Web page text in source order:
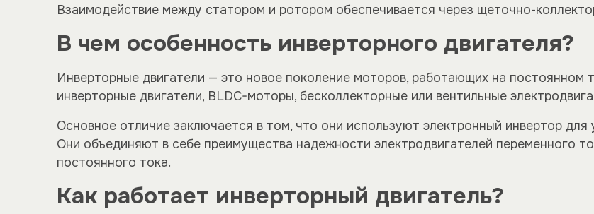
Взаимодействие между статором и ротором обеспечивается через щеточно-
В чем особенность инверторного двигателя?
Инверторные двигатели — это новое поколение моторов, работающих на постоянном
инверторные двигатели, BLDC-моторы, бесколлекторные или вентильные
Основное отличие заключается в том, что они используют электронный инвертор
Они объединяют в себе преимущества надежности электродвигателей переменного
постоянного тока.
Как работает инверторный двигатель?